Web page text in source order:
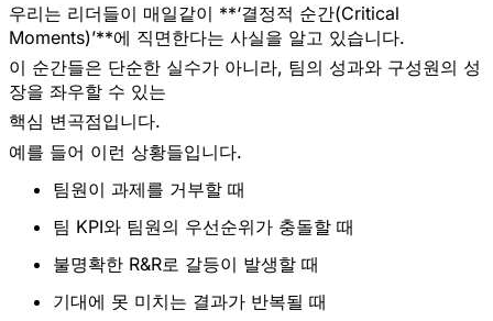
우리는 리더들이 매일같이 **‘결정적 순간(Critical
Moments)’**에 직면한다는 사실을 알고 있습니다.
이 순간들은 단순한 실수가 아니라, 팀의 성과와 구성원의 성
장을 좌우할 수 있는
핵심 변곡점입니다.
예를 들어 이런 상황들입니다.
팀원이 과제를 거부할 때
팀 KPI와 팀원의 우선순위가 충돌할 때
불명확한 R&R로 갈등이 발생할 때
기대에 못 미치는 결과가 반복될 때